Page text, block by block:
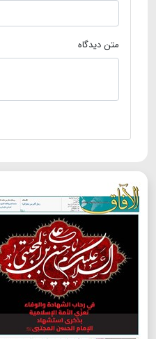
متن دیدگاه